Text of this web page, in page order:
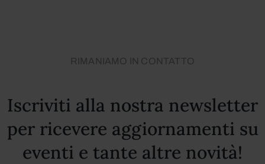
RIMANIAMO IN CONTATTO
Iscriviti alla nostra newsletter
per ricevere aggiornamenti su
eventi e tante altre novità!